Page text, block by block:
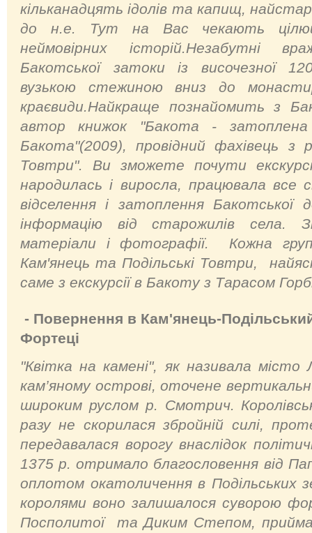
кільканадцять ідолів та капищ,
до н.е. Тут на Вас чекають
неймовірних історій.Незабутні
Бакотської затоки із височезної
вузькою стежиною вниз до
краєвиди.Найкраще познайомить з
автор книжок "Бакота -
Бакота"(2009), провідний фахівець з
Товтри". Ви зможете почути
народилась і виросла, працювала все
відселення і затоплення
інформацію від старожилів села.
матеріали і фотографії. Кожна
Кам'янець та Подільські Товтри,
саме з екскурсії в Бакоту з Тарасом
- Повернення в Кам'янець-
Фортеці
"Квітка на камені", як називала місто
кам’яному острові, оточене
широким руслом р. Смотрич.
разу не скорилася збройній силі,
передавалася ворогу внаслідок
1375 р. отримало благословення від
оплотом окатоличення в Подільських
королями воно залишалося суворою
Посполитої та Диким Степом,